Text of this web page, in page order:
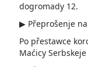
do­gromady 12.
▶ Přeprošenje
Po přestawce
Maćicy